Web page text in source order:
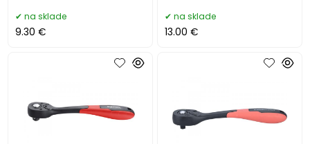
na sklade
9.30 €
na sklade
13.00 €